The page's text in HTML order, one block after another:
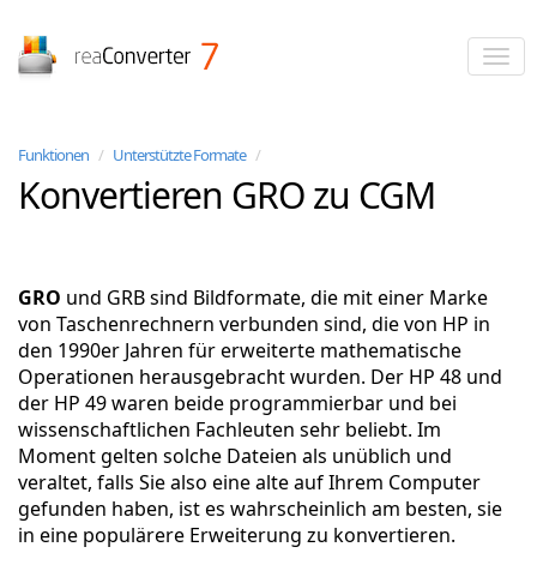
Funktionen / Unterstützte Formate /
Konvertieren GRO zu CGM
GRO und GRB sind Bildformate, die mit einer Marke
von Taschenrechnern verbunden sind, die von HP in
den 1990er Jahren für erweiterte mathematische
Operationen herausgebracht wurden. Der HP 48 und
der HP 49 waren beide programmierbar und bei
wissenschaftlichen Fachleuten sehr beliebt. Im
Moment gelten solche Dateien als unüblich und
veraltet, falls Sie also eine alte auf Ihrem Computer
gefunden haben, ist es wahrscheinlich am besten, sie
in eine populärere Erweiterung zu konvertieren.